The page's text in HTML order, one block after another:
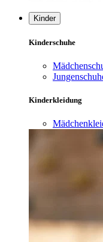
Kinder
Kinderschuhe
Kinderkleidung